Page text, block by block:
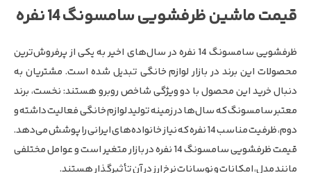
قیمت ماشین ظرفشویی سامسونگ 14 نفره
ظرفشویی سامسونگ 14 نفره در سال‌های اخیر به یکی از پرفروش‌ترین
محصولات این برند در بازار لوازم خانگی تبدیل شده است. مشتریان به
دنبال خرید این محصول با دو ویژگی شاخص روبرو هستند: نخست، برند
معتبر سامسونگ که سال‌ها در زمینه تولید لوازم خانگی فعالیت داشته و
دوم، ظرفیت مناسب 14 نفره که نیاز خانواده‌های ایرانی را پوشش می‌دهد.
قیمت ظرفشویی سامسونگ 14 نفره در بازار متغیر است و عوامل مختلفی
مانند مدل، امکانات و نوسانات نرخ ارز در آن تأثیرگذار هستند.